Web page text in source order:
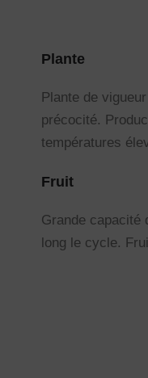
Plante
Plante de
précocité.
températures
Fruit
Grande capacité
long le cycle.